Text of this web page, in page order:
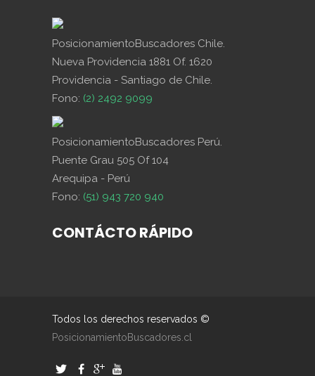
PosicionamientoBuscadores Chile.
Nueva Providencia 1881 Of. 1620
Providencia - Santiago de Chile.
Fono: (2) 2492 9099
PosicionamientoBuscadores Perú.
Puente Grau 505 Of 104
Arequipa - Perú
Fono: (51) 943 720 940
CONTÁCTO RÁPIDO
Todos los derechos reservados ©
PosicionamientoBuscadores.cl